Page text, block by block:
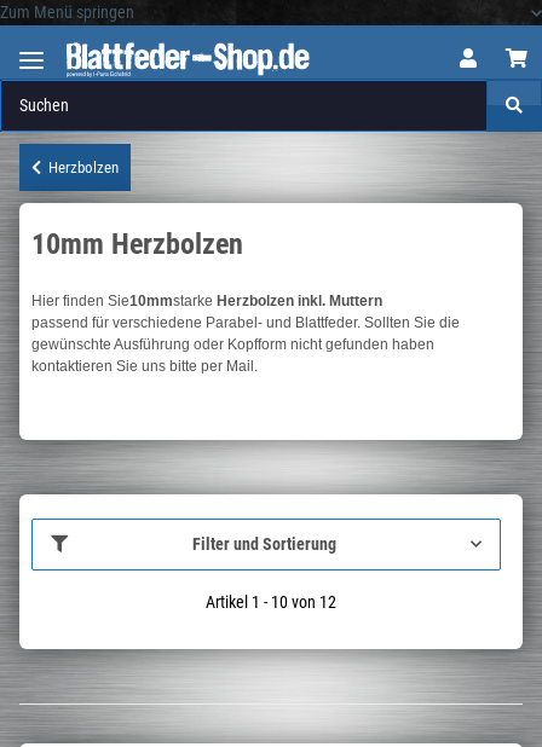
Zum Menü springen
Herzbolzen
10mm Herzbolzen
Hier finden Sie10mmstarke Herzbolzen inkl. Muttern
passend für verschiedene Parabel- und Blattfeder. Sollten Sie die
gewünschte Ausführung oder Kopfform nicht gefunden haben
kontaktieren Sie uns bitte per Mail.
Filter und Sortierung
Artikel 1 - 10 von 12